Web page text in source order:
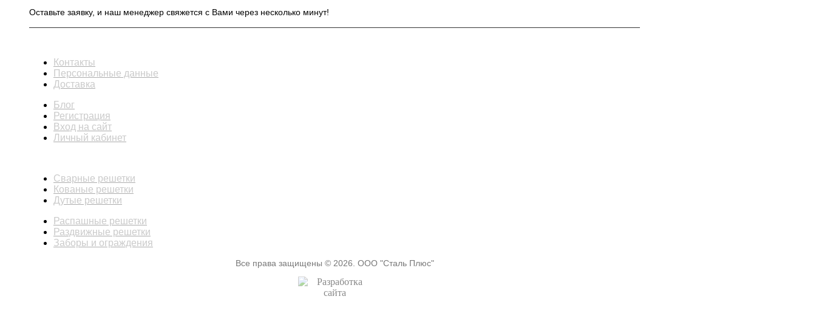
Оставьте заявку, и наш менеджер свяжется с Вами через несколько минут!
Контакты
Персональные данные
Доставка
Блог
Регистрация
Вход на сайт
Личный кабинет
Сварные решетки
Кованые решетки
Дутые решетки
Распашные решетки
Раздвижные решетки
Заборы и ограждения
Все права защищены © 2026. ООО "Сталь Плюс"